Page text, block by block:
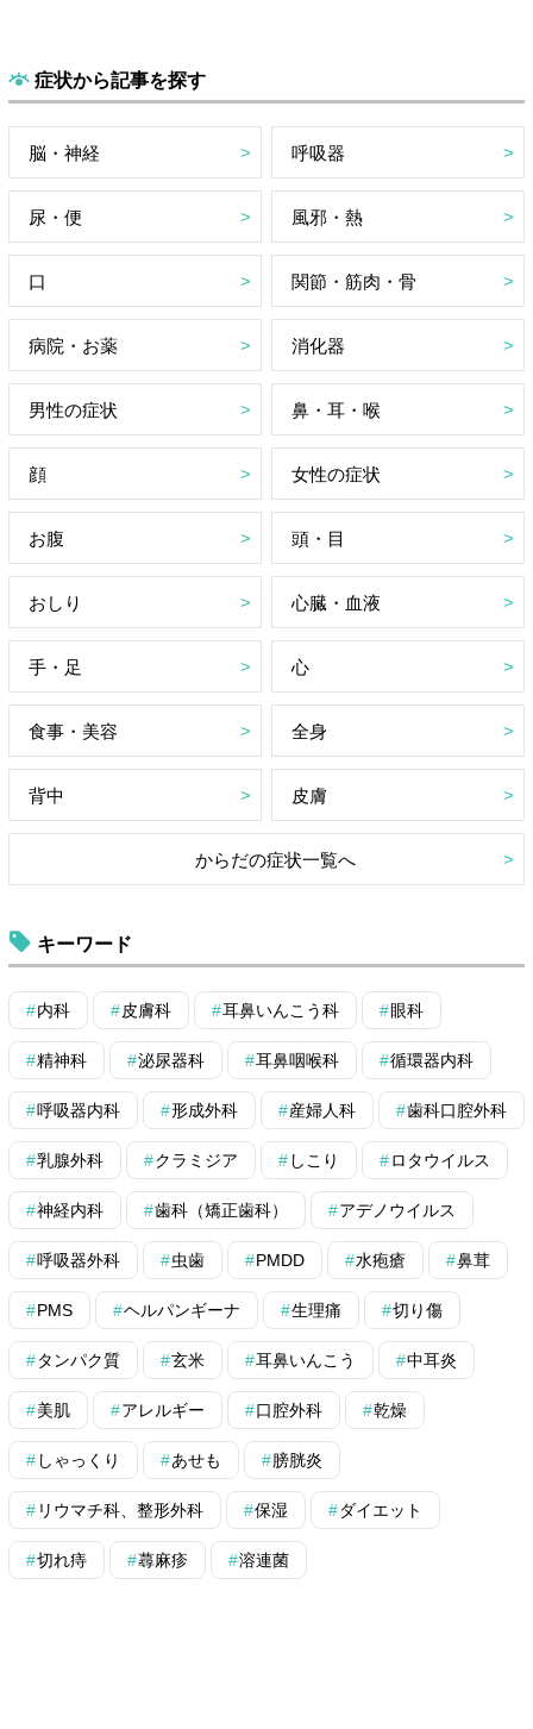
症状から記事を探す
脳・神経 呼吸器
尿・便 風邪・熱
口 関節・筋肉・骨
病院・お薬 消化器
男性の症状 鼻・耳・喉
顔 女性の症状
お腹 頭・目
おしり 心臓・血液
手・足 心
食事・美容 全身
背中 皮膚
からだの症状一覧へ
キーワード
内科 皮膚科 耳鼻いんこう科 眼科
精神科 泌尿器科 耳鼻咽喉科 循環器内科
呼吸器内科 形成外科 産婦人科 歯科口腔外科
乳腺外科 クラミジア しこり ロタウイルス
神経内科 歯科（矯正歯科） アデノウイルス
呼吸器外科 虫歯 PMDD 水疱瘡 鼻茸
PMS ヘルパンギーナ 生理痛 切り傷
タンパク質 玄米 耳鼻いんこう 中耳炎
美肌 アレルギー 口腔外科 乾燥
しゃっくり あせも 膀胱炎
リウマチ科、整形外科 保湿 ダイエット
切れ痔 蕁麻疹 溶連菌